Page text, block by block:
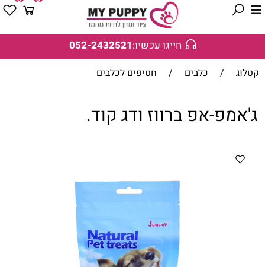
חייגו עכשיו:052-2432521
קטלוג / כלבים / חטיפים לכלבים
ג'אמפ-אפ ברווז ודג קוד.